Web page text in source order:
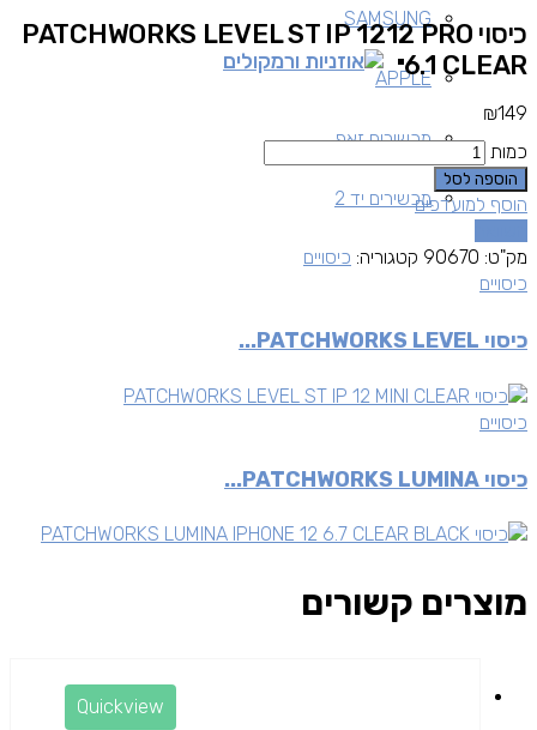
אוזניות ורמקולים
SAMSUNG
APPLE
מכשירים זאפ
מכשירים יד 2
כיסוי PATCHWORKS LEVEL ST IP 1212 PRO
6.1 CLEAR
₪149
כמות
הוספה לסל
הוסף למועדפים
מק"ט: 90670 קטגוריה: כיסויים
כיסויים
כיסוי PATCHWORKS LEVEL...
כיסויים
כיסוי PATCHWORKS LUMINA...
מוצרים קשורים
Quickview